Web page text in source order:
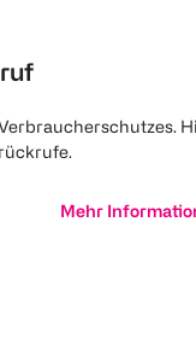
Mehr